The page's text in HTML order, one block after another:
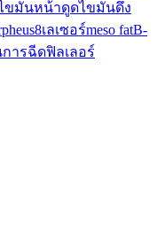
ขมันหน้าดูดไขมันดึง
เลเซอร์meso fatB-
การฉีดฟิลเลอร์